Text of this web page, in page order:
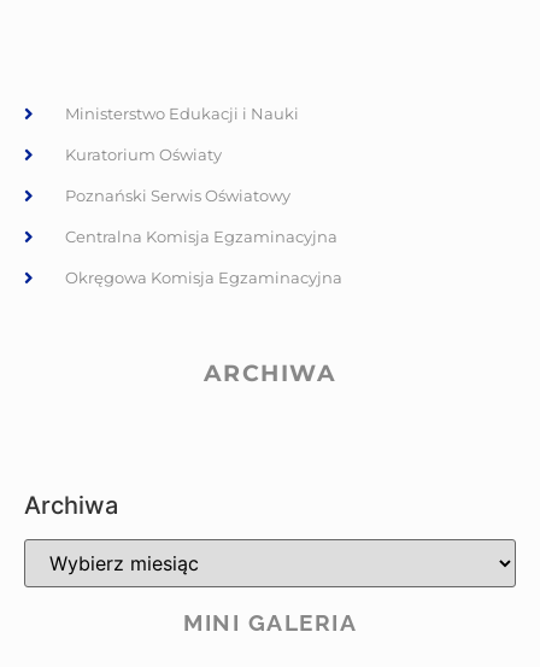
Ministerstwo Edukacji i Nauki
Kuratorium Oświaty
Poznański Serwis Oświatowy
Centralna Komisja Egzaminacyjna
Okręgowa Komisja Egzaminacyjna
ARCHIWA
Archiwa
MINI GALERIA